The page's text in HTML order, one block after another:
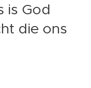
is God
die ons